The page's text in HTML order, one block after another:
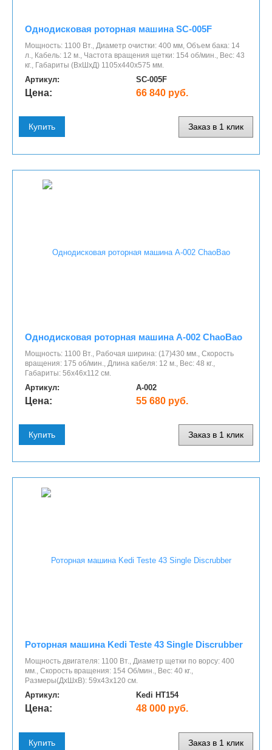
Однодисковая роторная машина SC-005F
Мощность: 1100 Вт., Диаметр очистки: 400 мм, Объем бака: 14
л., Кабель: 12 м., Частота вращения щетки: 154 об/мин., Вес: 43
кг., Габариты (ВхШхД) 1105х440х575 мм.
Артикул: SC-005F
Цена: 66 840 руб.
Купить Заказ в 1 клик
Однодисковая роторная машина A-002 ChaoBao
Мощность: 1100 Вт., Рабочая ширина: (17)430 мм., Скорость
вращения: 175 об/мин., Длина кабеля: 12 м., Вес: 48 кг.,
Габариты: 56х46х112 см.
Артикул: A-002
Цена: 55 680 руб.
Купить Заказ в 1 клик
Роторная машина Kedi Teste 43 Single Discrubber
Мощность двигателя: 1100 Вт., Диаметр щетки по ворсу: 400
мм., Скорость вращения: 154 Об/мин., Вес: 40 кг.,
Размеры(ДхШхВ): 59х43х120 см.
Артикул: Kedi HT154
Цена: 48 000 руб.
Купить Заказ в 1 клик